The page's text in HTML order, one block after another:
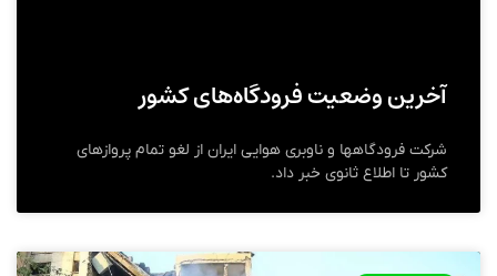
آخرین وضعیت فرودگاه‌های کشور
شرکت فرودگاهها و ناوبری هوایی ایران از لغو تمام پروازهای
کشور تا اطلاع ثانوی خبر داد.